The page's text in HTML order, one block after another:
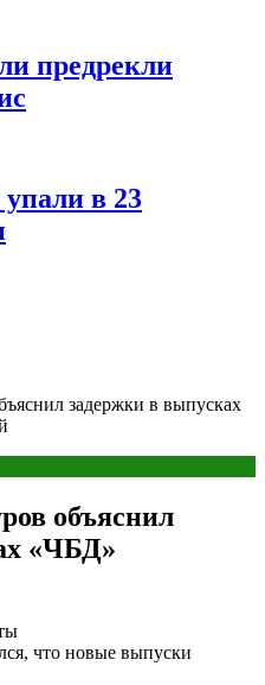
предрекли
в 23
задержки в выпусках
объяснил
«ЧБД»
что новые выпуски